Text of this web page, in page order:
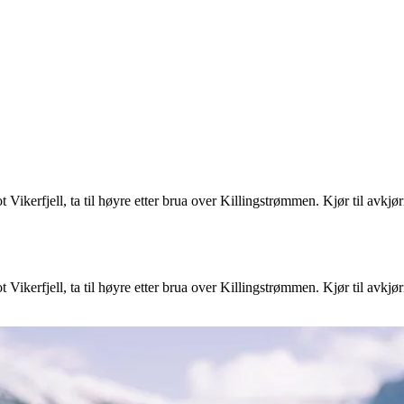
ta til høyre etter brua over Killingstrømmen. Kjør til
ta til høyre etter brua over Killingstrømmen. Kjør til